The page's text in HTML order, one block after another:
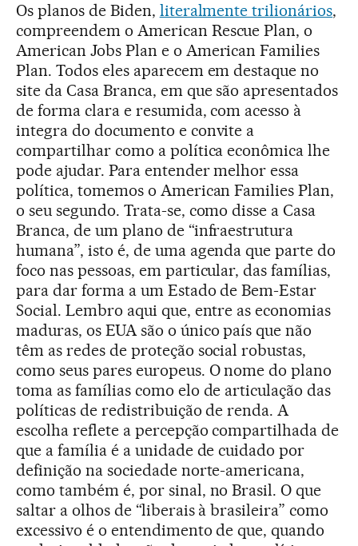
Os planos de Biden, literalmente trilionários,
compreendem o American Rescue Plan, o
American Jobs Plan e o American Families
Plan. Todos eles aparecem em destaque no
site da Casa Branca, em que são apresentados
de forma clara e resumida, com acesso à
integra do documento e convite a
compartilhar como a política econômica lhe
pode ajudar. Para entender melhor essa
política, tomemos o American Families Plan,
o seu segundo. Trata-se, como disse a Casa
Branca, de um plano de “infraestrutura
humana”, isto é, de uma agenda que parte do
foco nas pessoas, em particular, das famílias,
para dar forma a um Estado de Bem-Estar
Social. Lembro aqui que, entre as economias
maduras, os EUA são o único país que não
têm as redes de proteção social robustas,
como seus pares europeus. O nome do plano
toma as famílias como elo de articulação das
políticas de redistribuição de renda. A
escolha reflete a percepção compartilhada de
que a família é a unidade de cuidado por
definição na sociedade norte-americana,
como também é, por sinal, no Brasil. O que
saltar a olhos de “liberais à brasileira” como
excessivo é o entendimento de que, quando